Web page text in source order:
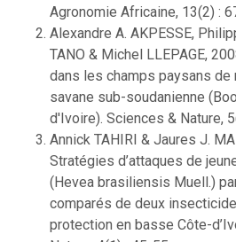
Agronomie Africaine, 13(2) :
Alexandre A. AKPESSE,
TANO & Michel LLEPAGE,
dans les champs paysans de
savane sub-soudanienne
d'Ivoire). Sciences & Nature,
Annick TAHIRI & Jaures J.
Stratégies d’attaques de
(Hevea brasiliensis Muell.)
comparés de deux
protection en basse Côte-